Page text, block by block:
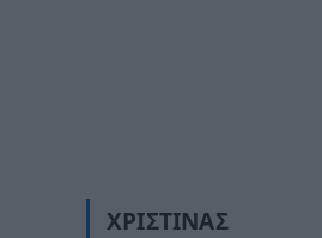
ΧΡΙΣΤΊΝΑΣ